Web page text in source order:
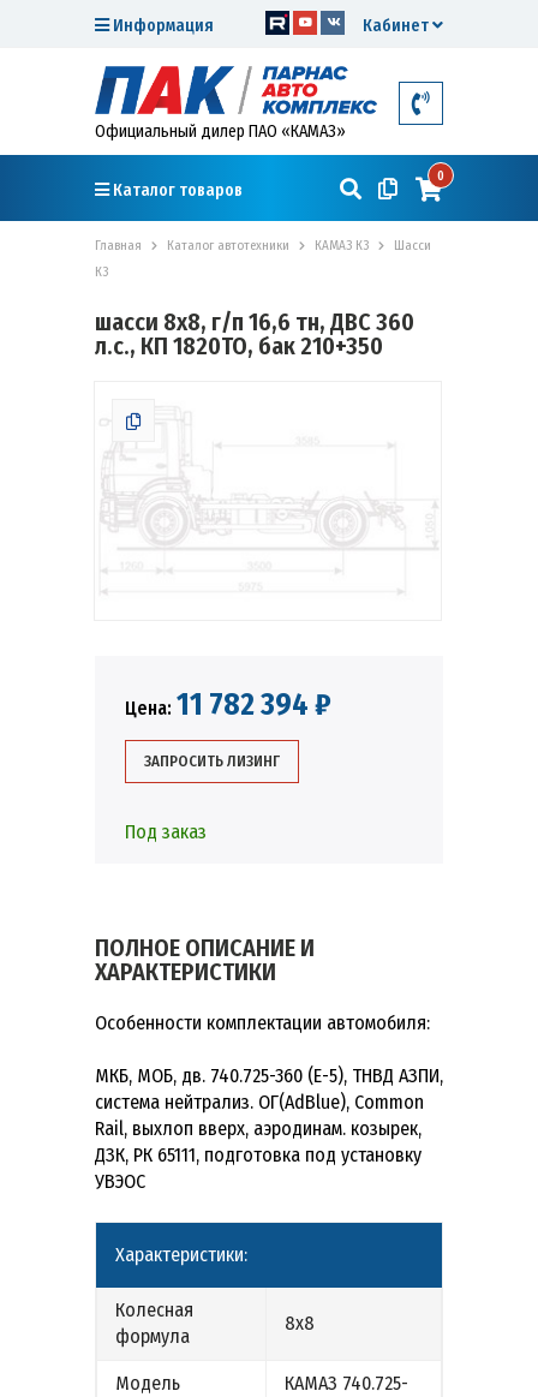
Кабинет
Информация
Официальный дилер ПАО «КАМАЗ»
Каталог товаров
0
Главная Каталог автотехники КАМАЗ К3
Шасси
К3
шасси 8х8, г/п 16,6 тн, ДВС 360
л.с., КП 1820TO, бак 210+350
Цена: 11 782 394 ₽
ЗАПРОСИТЬ ЛИЗИНГ
Под заказ
ПОЛНОЕ ОПИСАНИЕ И
ХАРАКТЕРИСТИКИ
Особенности комплектации автомобиля:
МКБ, МОБ, дв. 740.725-360 (Е-5), ТНВД АЗПИ,
система нейтрализ. ОГ(AdBlue), Common
Rail, выхлоп вверх, аэродинам. козырек,
ДЗК, РК 65111, подготовка под установку
УВЭОС
Характеристики:
Колесная
формула
8х8
Модель
КАМАЗ 740.725-